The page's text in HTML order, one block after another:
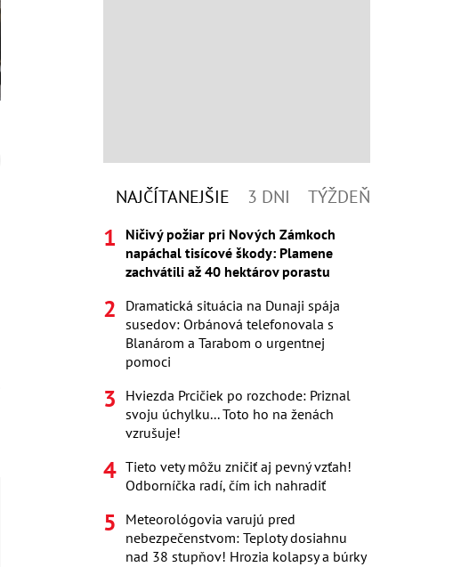
NAJČÍTANEJŠIE 3 DNI TÝŽDEŇ
Ničivý požiar pri Nových Zámkoch
napáchal tisícové škody: Plamene
zachvátili až 40 hektárov porastu
Dramatická situácia na Dunaji spája
susedov: Orbánová telefonovala s
Blanárom a Tarabom o urgentnej
pomoci
Hviezda Prcičiek po rozchode: Priznal
svoju úchylku... Toto ho na ženách
vzrušuje!
Tieto vety môžu zničiť aj pevný vzťah!
Odborníčka radí, čím ich nahradiť
Meteorológovia varujú pred
nebezpečenstvom: Teploty dosiahnu
nad 38 stupňov! Hrozia kolapsy a búrky